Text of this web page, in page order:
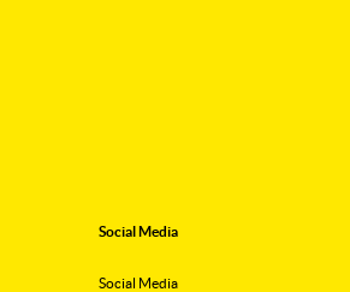
Social Media
Social Media